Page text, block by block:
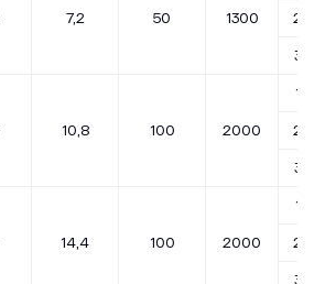
7,2 50 1300 2,5
3,5
10,8 100 2000
1,7
2,5
3,5
14,4 100 2000
1,7
2,5
3,5